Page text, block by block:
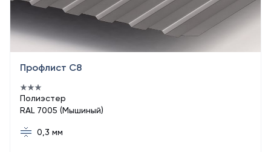
Профлист С8
Полиэстер
RAL 7005 (Мышиный)
0,3 мм